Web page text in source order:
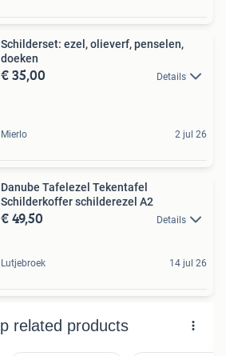
Schilderset: ezel, olieverf, penselen,
doeken
€ 35,00 Details
Mierlo 2 jul 26
Danube Tafelezel Tekentafel
Schilderkoffer schilderezel A2
€ 49,50 Details
Lutjebroek 14 jul 26